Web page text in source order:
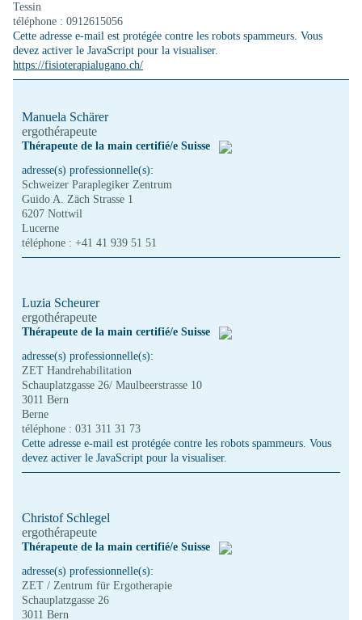
Tessin
téléphone : 0912615056
Cette adresse e-mail est protégée contre les robots spammeurs. Vous
devez activer le JavaScript pour la visualiser.
https://fisioterapialugano.ch/
Manuela Schärer
ergothérapeute
Thérapeute de la main certifié/e Suisse
adresse(s) professionnelle(s):
Schweizer Paraplegiker Zentrum
Guido A. Zäch Strasse 1
6207 Nottwil
Lucerne
téléphone : +41 41 939 51 51
Luzia Scheurer
ergothérapeute
Thérapeute de la main certifié/e Suisse
adresse(s) professionnelle(s):
ZET Handrehabilitation
Schauplatzgasse 26/ Maulbeerstrasse 10
3011 Bern
Berne
téléphone : 031 311 31 73
Cette adresse e-mail est protégée contre les robots spammeurs. Vous
devez activer le JavaScript pour la visualiser.
Christof Schlegel
ergothérapeute
Thérapeute de la main certifié/e Suisse
adresse(s) professionnelle(s):
ZET / Zentrum für Ergotherapie
Schauplatzgasse 26
3011 Bern